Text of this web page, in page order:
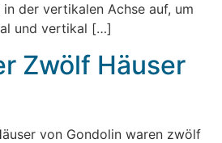
der vertikalen Achse auf, um
und vertikal […]
Zwölf Häuser
von Gondolin waren zwölf